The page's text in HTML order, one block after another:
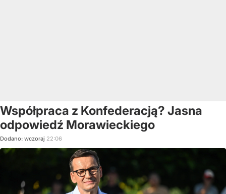
Współpraca z Konfederacją? Jasna
odpowiedź Morawieckiego
Dodano: wczoraj 22:06